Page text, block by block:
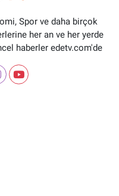
Spor ve daha birçok
her an ve her yerde
haberler edetv.com'de